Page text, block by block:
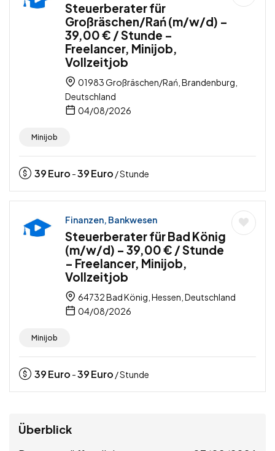
Steuerberater für
Großräschen/Rań (m/w/d) –
39,00 € / Stunde –
Freelancer, Minijob,
Vollzeitjob
01983 Großräschen/Rań, Brandenburg,
Deutschland
04/08/2026
Minijob
39Euro -39Euro / Stunde
Finanzen, Bankwesen
Steuerberater für Bad König
(m/w/d) – 39,00 € / Stunde
– Freelancer, Minijob,
Vollzeitjob
64732 Bad König, Hessen, Deutschland
04/08/2026
Minijob
39Euro -39Euro / Stunde
Überblick